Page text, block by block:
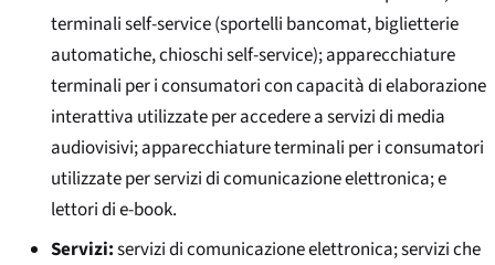
terminali self-service (sportelli bancomat, biglietterie
automatiche, chioschi self-service); apparecchiature
terminali per i consumatori con capacità di elaborazione
interattiva utilizzate per accedere a servizi di media
audiovisivi; apparecchiature terminali per i consumatori
utilizzate per servizi di comunicazione elettronica; e
lettori di e-book.
Servizi:servizi di comunicazione elettronica; servizi che